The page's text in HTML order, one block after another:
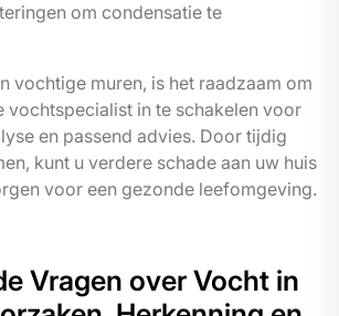
om condensatie te
vochtige muren, is het raadzaam om
vochtspecialist in te schakelen voor
en passend advies. Door tijdig
kunt u verdere schade aan uw huis
voor een gezonde leefomgeving.
Vragen over Vocht in